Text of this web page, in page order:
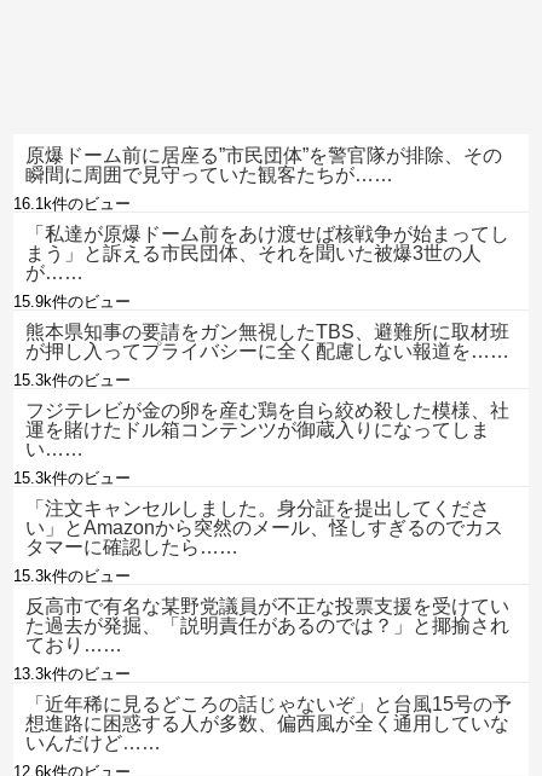
原爆ドーム前に居座る”市民団体”を警官隊が排除、その
瞬間に周囲で見守っていた観客たちが……
16.1k件のビュー
「私達が原爆ドーム前をあけ渡せば核戦争が始まってし
まう」と訴える市民団体、それを聞いた被爆3世の人
が……
15.9k件のビュー
熊本県知事の要請をガン無視したTBS、避難所に取材班
が押し入ってプライバシーに全く配慮しない報道を……
15.3k件のビュー
フジテレビが金の卵を産む鶏を自ら絞め殺した模様、社
運を賭けたドル箱コンテンツが御蔵入りになってしま
い……
15.3k件のビュー
「注文キャンセルしました。身分証を提出してくださ
い」とAmazonから突然のメール、怪しすぎるのでカス
タマーに確認したら……
15.3k件のビュー
反高市で有名な某野党議員が不正な投票支援を受けてい
た過去が発掘、「説明責任があるのでは？」と揶揄され
ており……
13.3k件のビュー
「近年稀に見るどころの話じゃないぞ」と台風15号の予
想進路に困惑する人が多数、偏西風が全く通用していな
いんだけど……
12.6k件のビュー